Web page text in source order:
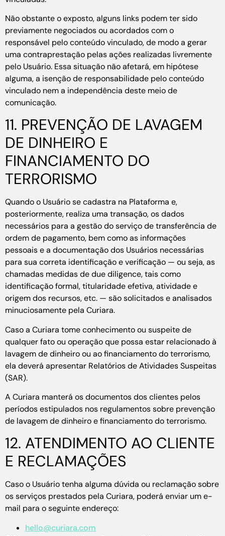
Não obstante o exposto, alguns links podem ter sido
previamente negociados ou acordados com o
responsável pelo conteúdo vinculado, de modo a gerar
uma contraprestação pelas ações realizadas livremente
pelo Usuário. Essa situação não afetará, em hipótese
alguma, a isenção de responsabilidade pelo conteúdo
vinculado nem a independência deste meio de
comunicação.
11. PREVENÇÃO DE LAVAGEM
DE DINHEIRO E
FINANCIAMENTO DO
TERRORISMO
Quando o Usuário se cadastra na Plataforma e,
posteriormente, realiza uma transação, os dados
necessários para a gestão do serviço de transferência de
ordem de pagamento, bem como as informações
pessoais e a documentação dos Usuários necessárias
para sua correta identificação e verificação — ou seja, as
chamadas medidas de due diligence, tais como
identificação formal, titularidade efetiva, atividade e
origem dos recursos, etc. — são solicitados e analisados
minuciosamente pela Curiara.
Caso a Curiara tome conhecimento ou suspeite de
qualquer fato ou operação que possa estar relacionado à
lavagem de dinheiro ou ao financiamento do terrorismo,
ela deverá apresentar Relatórios de Atividades Suspeitas
(SAR).
A Curiara manterá os documentos dos clientes pelos
períodos estipulados nos regulamentos sobre prevenção
de lavagem de dinheiro e financiamento do terrorismo.
12. ATENDIMENTO AO CLIENTE
E RECLAMAÇÕES
Caso o Usuário tenha alguma dúvida ou reclamação sobre
os serviços prestados pela Curiara, poderá enviar um e-
mail para o seguinte endereço:
hello@curiara.com